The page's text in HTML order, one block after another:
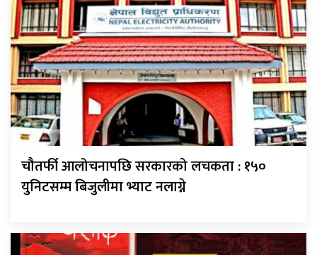
चौतर्फी आलोचनापछि सरकारको लचकता : १५०
युनिटसम्म बिजुलीमा भ्याट नलाग्ने